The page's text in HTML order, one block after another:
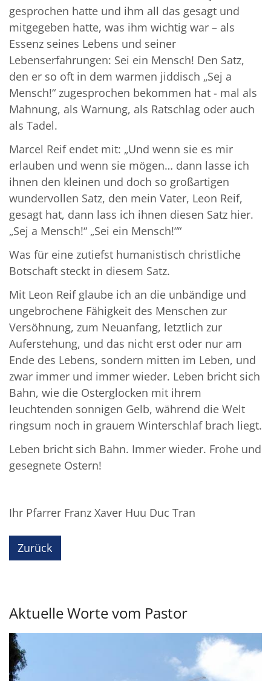
gesprochen hatte und ihm all das gesagt und
mitgegeben hatte, was ihm wichtig war – als
Essenz seines Lebens und seiner
Lebenserfahrungen: Sei ein Mensch! Den Satz,
den er so oft in dem warmen jiddisch „Sej a
Mensch!“ zugesprochen bekommen hat - mal als
Mahnung, als Warnung, als Ratschlag oder auch
als Tadel.
Marcel Reif endet mit: „Und wenn sie es mir
erlauben und wenn sie mögen… dann lasse ich
ihnen den kleinen und doch so großartigen
wundervollen Satz, den mein Vater, Leon Reif,
gesagt hat, dann lass ich ihnen diesen Satz hier.
„Sej a Mensch!“ „Sei ein Mensch!““
Was für eine zutiefst humanistisch christliche
Botschaft steckt in diesem Satz.
Mit Leon Reif glaube ich an die unbändige und
ungebrochene Fähigkeit des Menschen zur
Versöhnung, zum Neuanfang, letztlich zur
Auferstehung, und das nicht erst oder nur am
Ende des Lebens, sondern mitten im Leben, und
zwar immer und immer wieder. Leben bricht sich
Bahn, wie die Osterglocken mit ihrem
leuchtenden sonnigen Gelb, während die Welt
ringsum noch in grauem Winterschlaf brach liegt.
Leben bricht sich Bahn. Immer wieder. Frohe und
gesegnete Ostern!
Ihr Pfarrer Franz Xaver Huu Duc Tran
Zurück
Aktuelle Worte vom Pastor